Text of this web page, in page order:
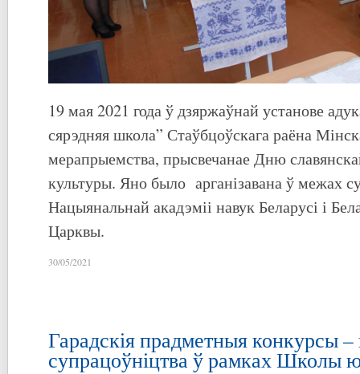
19 мая 2021 года ў дзяржаўнай установе
сярэдняя школа” Стаўбцоўскага раёна
мерапрыемства, прысвечанае Дню
культуры. Яно было арганізавана ў межах
Нацыянальнай акадэміі навук Беларусі і
Царквы.
30/05/2021
Гарадскія прадметныя конкурсы –
супрацоўніцтва ў рамках Школы